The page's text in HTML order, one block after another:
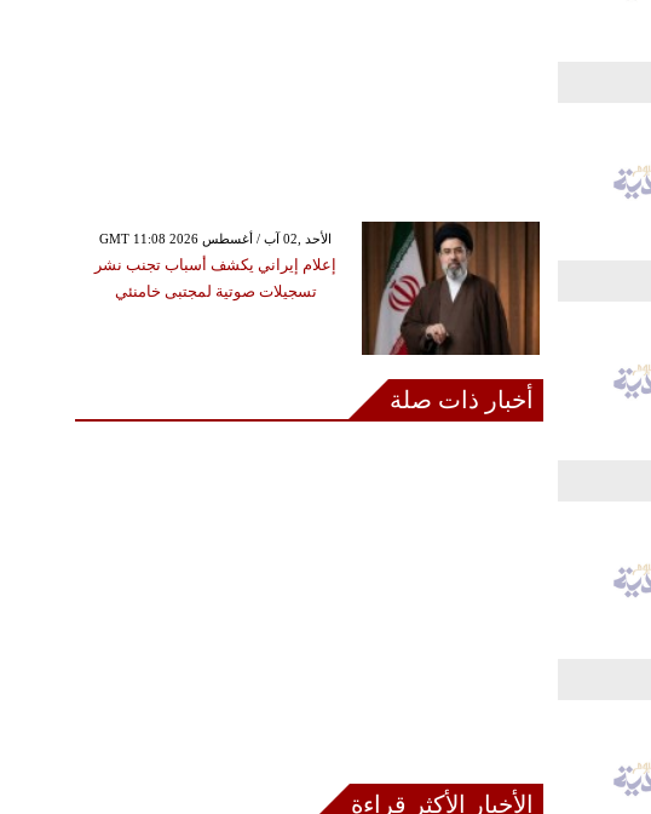
GMT 11:08 2026 الأحد ,02 آب / أغسطس
إعلام إيراني يكشف أسباب تجنب نشر
تسجيلات صوتية لمجتبى خامنئي
أخبار ذات صلة
الأخبار الأكثر قراءة